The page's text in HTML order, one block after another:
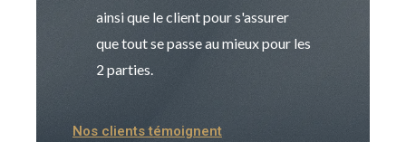
ainsi que le client pour s'assurer
que tout se passe au mieux pour les
2 parties.
Nos clients témoignent